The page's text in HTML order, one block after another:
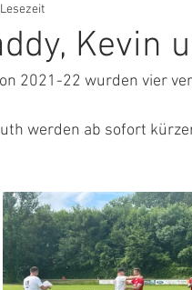
Kevin
2021-22 wurden vier
werden ab sofort